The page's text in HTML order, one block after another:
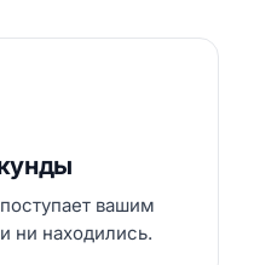
вашим
ни находились.